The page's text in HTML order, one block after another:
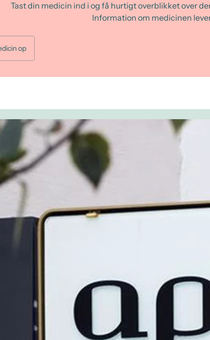
Tast din medicin ind i og få hurtigt overblikket over
Information om medicinen
op